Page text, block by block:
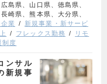
島県、山口県、徳島県、
崎県、熊本県、大分県、
業
新規事業・新サービ
フレックス勤務
リモ
制度
ンサル
新規事